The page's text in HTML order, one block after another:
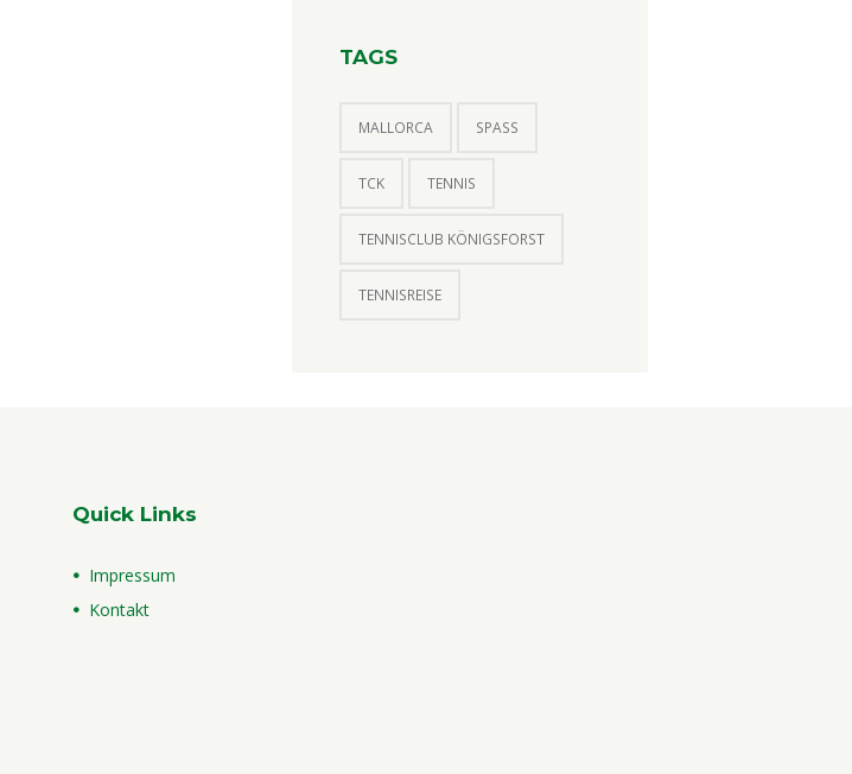
TAGS
MALLORCA SPASS
TCK TENNIS
TENNISCLUB KÖNIGSFORST
TENNISREISE
Quick Links
Impressum
Kontakt